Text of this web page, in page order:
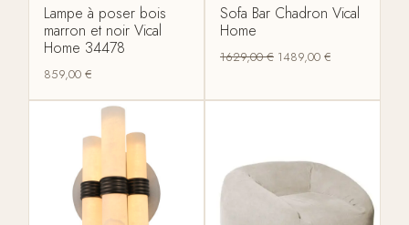
Lampe à poser bois
marron et noir Vical
Home 34478
859,00€
Sofa Bar Chadron Vical
Home
1629,00€ 1489,00 €